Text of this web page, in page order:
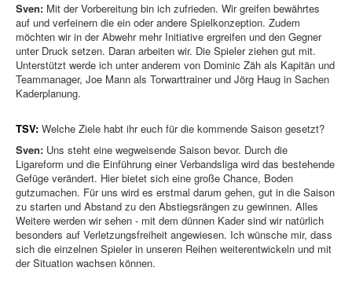
Sven: Mit der Vorbereitung bin ich zufrieden. Wir greifen bewährtes
auf und verfeinern die ein oder andere Spielkonzeption. Zudem
möchten wir in der Abwehr mehr Initiative ergreifen und den Gegner
unter Druck setzen. Daran arbeiten wir. Die Spieler ziehen gut mit.
Unterstützt werde ich unter anderem von Dominic Zäh als Kapitän und
Teammanager, Joe Mann als Torwarttrainer und Jörg Haug in Sachen
Kaderplanung.
TSV: Welche Ziele habt ihr euch für die kommende Saison gesetzt?
Sven: Uns steht eine wegweisende Saison bevor. Durch die
Ligareform und die Einführung einer Verbandsliga wird das bestehende
Gefüge verändert. Hier bietet sich eine große Chance, Boden
gutzumachen. Für uns wird es erstmal darum gehen, gut in die Saison
zu starten und Abstand zu den Abstiegsrängen zu gewinnen. Alles
Weitere werden wir sehen - mit dem dünnen Kader sind wir natürlich
besonders auf Verletzungsfreiheit angewiesen. Ich wünsche mir, dass
sich die einzelnen Spieler in unseren Reihen weiterentwickeln und mit
der Situation wachsen können.